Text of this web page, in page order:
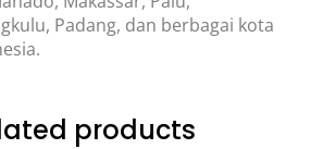
Padang, dan berbagai kota
products